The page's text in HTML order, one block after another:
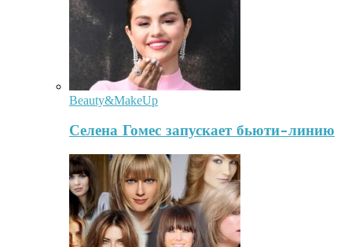
Beauty&MakeUp
Селена Гомес запускает бьюти-линию